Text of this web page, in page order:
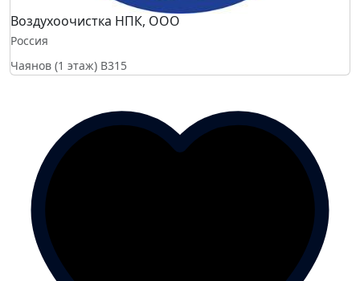
Воздухоочистка НПК, ООО
Россия
Чаянов (1 этаж) B315